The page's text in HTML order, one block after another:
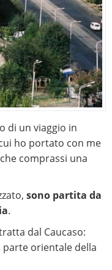
di un viaggio in
ho portato con me
comprassi una
sono partita da
.
dal Caucaso:
parte orientale della